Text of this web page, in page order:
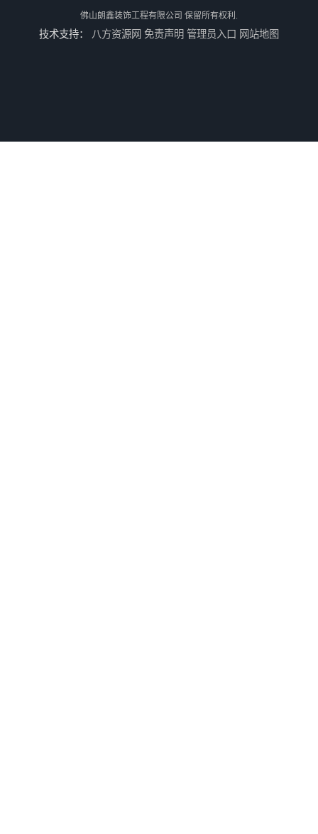
佛山朗鑫装饰工程有限公司 保留所有权利.
技术支持： 八方资源网 免责声明 管理员入口 网站地图